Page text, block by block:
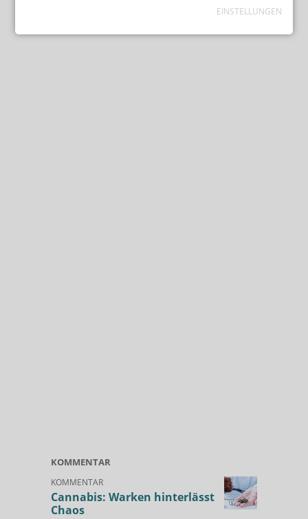
EINSTELLUNGEN
KOMMENTAR
KOMMENTAR
Cannabis: Warken hinterlässt
Chaos